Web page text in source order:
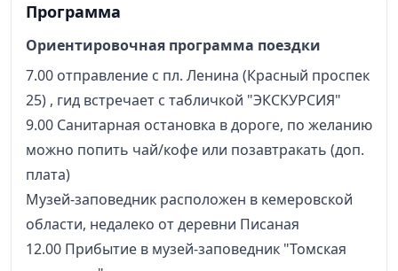
Программа
Ориентировочная программа поездки
7.00 отправление с пл. Ленина (Красный проспек
25) , гид встречает с табличкой "ЭКСКУРСИЯ"
9.00 Санитарная остановка в дороге, по желанию
можно попить чай/кофе или позавтракать (доп.
плата)
Музей-заповедник расположен в кемеровской
области, недалеко от деревни Писаная
12.00 Прибытие в музей-заповедник "Томская